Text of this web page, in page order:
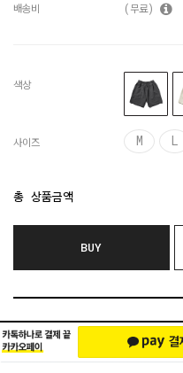
배송비 (무료)
색상
사이즈 M L
총 상품금액
BUY